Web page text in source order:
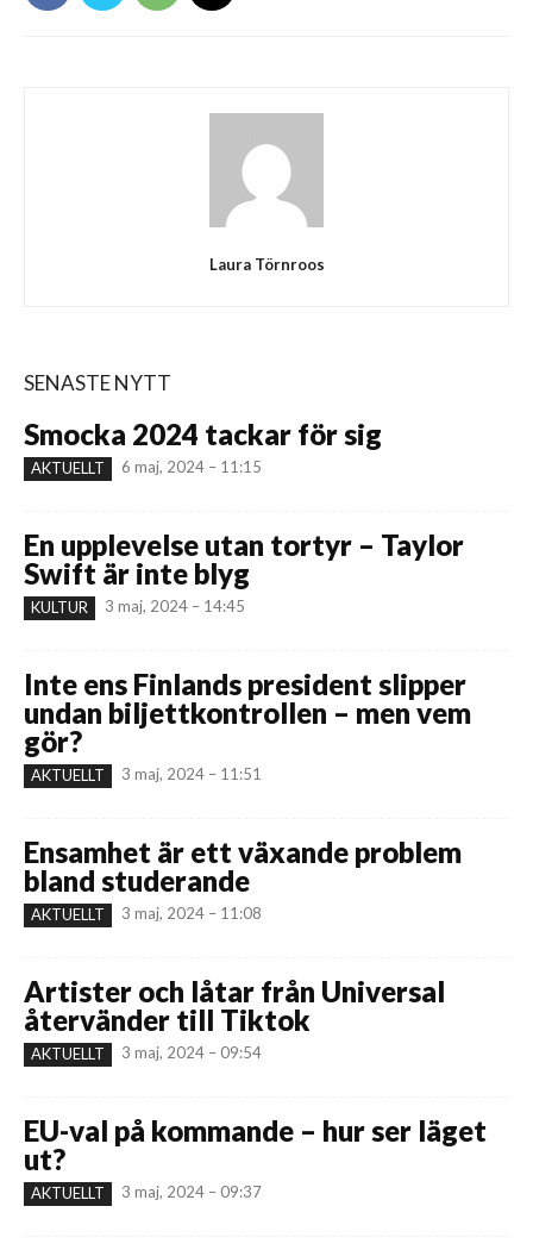
Laura Törnroos
SENASTE NYTT
Smocka 2024 tackar för sig
AKTUELLT 6 maj, 2024 – 11:15
En upplevelse utan tortyr – Taylor
Swift är inte blyg
KULTUR 3 maj, 2024 – 14:45
Inte ens Finlands president slipper
undan biljettkontrollen – men vem
gör?
AKTUELLT 3 maj, 2024 – 11:51
Ensamhet är ett växande problem
bland studerande
AKTUELLT 3 maj, 2024 – 11:08
Artister och låtar från Universal
återvänder till Tiktok
AKTUELLT 3 maj, 2024 – 09:54
EU-val på kommande – hur ser läget
ut?
AKTUELLT 3 maj, 2024 – 09:37